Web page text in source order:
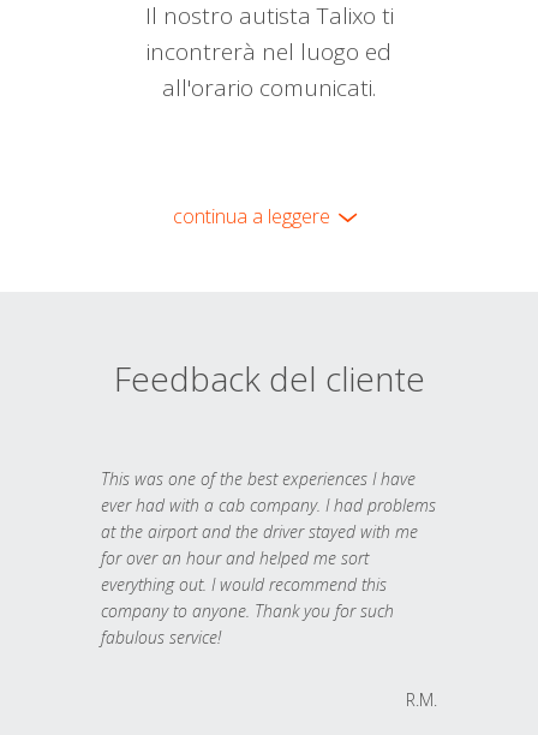
Il nostro autista Talixo ti
incontrerà nel luogo ed
all'orario comunicati.
continua a leggere
Feedback del cliente
This was one of the best experiences I have
ever had with a cab company. I had problems
at the airport and the driver stayed with me
for over an hour and helped me sort
everything out. I would recommend this
company to anyone. Thank you for such
fabulous service!
R.M.